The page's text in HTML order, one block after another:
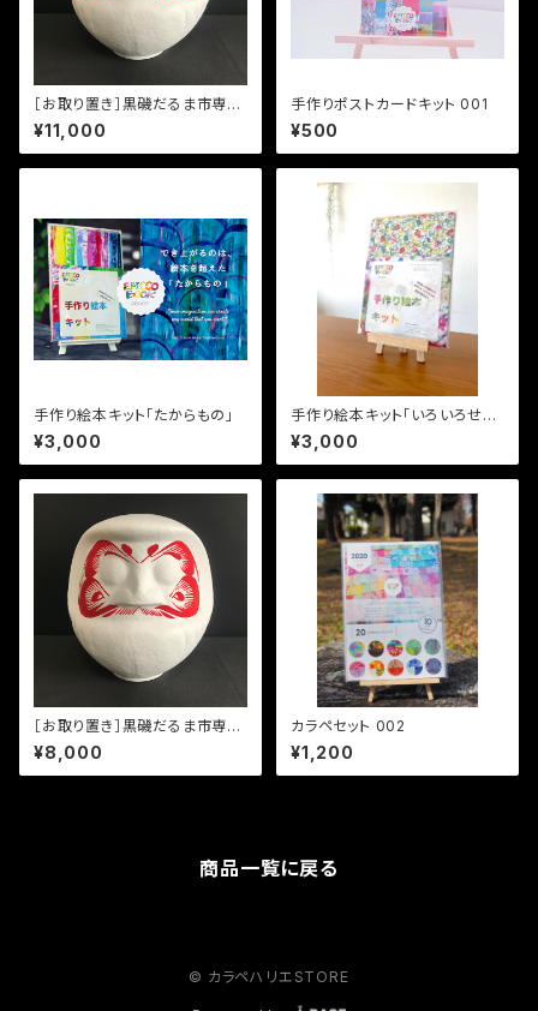
［お取り置き］黒磯だるま市専
用 お顔入り白だるま（メロンサ
イズ）
¥11,000
手作りポストカードキット 001
¥500
手作り絵本キット「たからもの」
¥3,000
手作り絵本キット「いろいろせか
い」
¥3,000
［お取り置き］黒磯だるま市専
用 お顔入り白だるま（グレー
プフルーツサイズ）
¥8,000
カラペセット 002
¥1,200
商品一覧に戻る
© カラペハリエSTORE